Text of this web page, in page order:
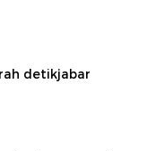
detikjabar